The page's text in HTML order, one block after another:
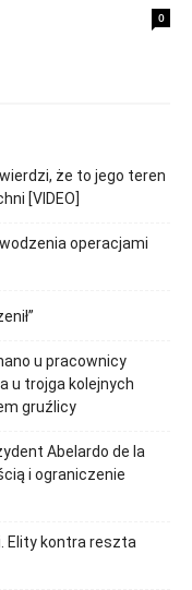
0
że to jego teren
[VIDEO]
operacjami
u pracownicy
u trojga kolejnych
gruźlicy
Abelardo de la
i ograniczenie
Elity kontra reszta